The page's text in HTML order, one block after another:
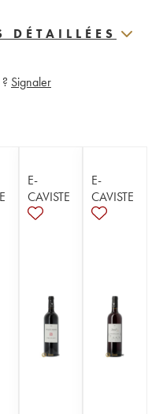
DÉTAILLÉES
Signaler
E-
CAVISTE
E-
CAVISTE